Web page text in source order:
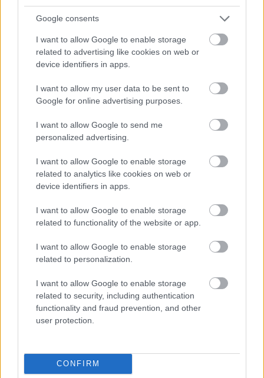
Google consents
I want to allow Google to enable storage
related to advertising like cookies on web or
device identifiers in apps.
I want to allow my user data to be sent to
Google for online advertising purposes.
I want to allow Google to send me
personalized advertising.
I want to allow Google to enable storage
related to analytics like cookies on web or
device identifiers in apps.
I want to allow Google to enable storage
related to functionality of the website or app.
I want to allow Google to enable storage
related to personalization.
I want to allow Google to enable storage
related to security, including authentication
functionality and fraud prevention, and other
user protection.
CONFIRM
E-mail cím
adatvédelmi
szabályzatot!
LEGFRISSEBB
Nem az üres, hanem az okosan működő
épület energiatakarékos
Megérkezett az eső a Duna vízgyűjtőjére
Paks II.: Mit jelent az 5. blokk új
mérföldköve a felülvizsgálat
árnyékában?